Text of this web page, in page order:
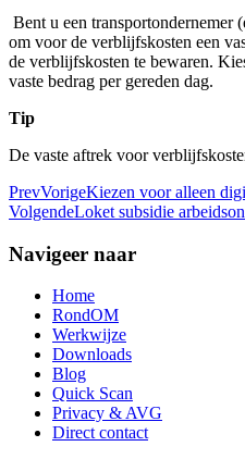
Bent u een transportondernemer
om voor de verblijfskosten een
de verblijfskosten te bewaren.
vaste bedrag per gereden dag.
Tip
De vaste aftrek voor
PrevVorigeKiezen voor alleen
VolgendeLoket subsidie
Navigeer naar
Home
RondOM
Werkwijze
Downloads
Blog
Quick Scan
Privacy & AVG
Direct contact